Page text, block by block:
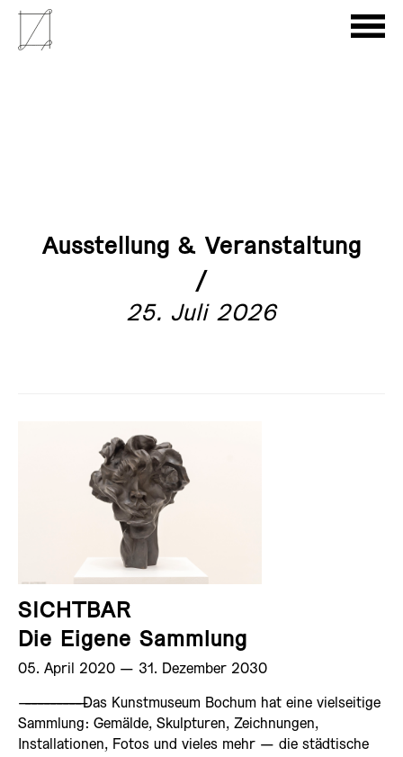
Ausstellung & Veranstaltung
/
25. Juli 2026
SICHTBAR
Die Eigene Sammlung
05. April 2020 ­— 31. Dezember 2030
——————————Das Kunstmuseum Bochum hat eine vielseitige
Sammlung: Gemälde, Skulpturen, Zeichnungen,
Installationen, Fotos und vieles mehr — die städtische